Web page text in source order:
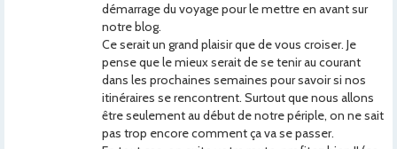
démarrage du voyage pour le mettre en avant sur
notre blog.
Ce serait un grand plaisir que de vous croiser. Je
pense que le mieux serait de se tenir au courant
dans les prochaines semaines pour savoir si nos
itinéraires se rencontrent. Surtout que nous allons
être seulement au début de notre périple, on ne sait
pas trop encore comment ça va se passer.